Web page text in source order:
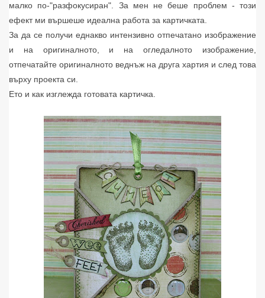
малко по-"разфокусиран". За мен не беше проблем - този
ефект ми вършеше идеална работа за картичката.
За да се получи еднакво интензивно отпечатано изображение
и на оригиналното, и на огледалното изображение,
отпечатайте оригиналното веднъж на друга хартия и след това
върху проекта си.
Ето и как изглежда готовата картичка.